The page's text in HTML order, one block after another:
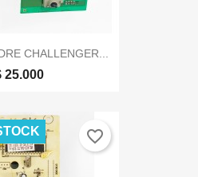
CHALLENGER...
25.000
favorite_border